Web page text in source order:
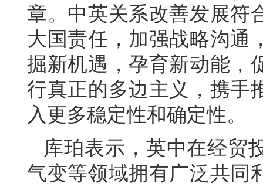
章。中英关系改善发展符
大国责任，加强战略沟通
掘新机遇，孕育新动能，
行真正的多边主义，携手
入更多稳定性和确定性。
库珀表示，英中在经贸
气变等领域拥有广泛共同